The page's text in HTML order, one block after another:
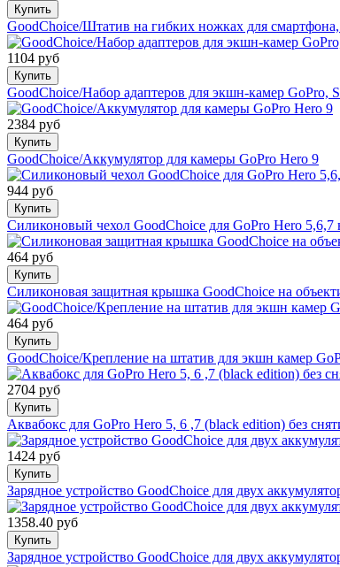
Купить
GoodChoice/Штатив на гибких ножках для
1104 руб
Купить
GoodChoice/Набор адаптеров для экшн-камер GoPro,
2384 руб
Купить
GoodChoice/Аккумулятор для камеры GoPro Hero 9
944 руб
Купить
Силиконовый чехол GoodChoice для GoPro Hero 5,6,7
464 руб
Купить
Силиконовая защитная крышка GoodChoice на
464 руб
Купить
GoodChoice/Крепление на штатив для экшн камер
2704 руб
Купить
Аквабокс для GoPro Hero 5, 6 ,7 (black edition) без
1424 руб
Купить
Зарядное устройство GoodChoice для двух
1358.40 руб
Купить
Зарядное устройство GoodChoice для двух